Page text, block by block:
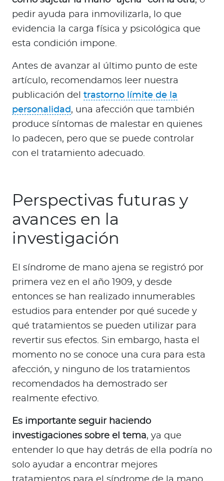
pedir ayuda para inmovilizarla, lo que
evidencia la carga física y psicológica que
esta condición impone.
Antes de avanzar al último punto de este
artículo, recomendamos leer nuestra
publicación del trastorno límite de la
personalidad, una afección que también
produce síntomas de malestar en quienes
lo padecen, pero que se puede controlar
con el tratamiento adecuado.
Perspectivas futuras y
avances en la
investigación
El síndrome de mano ajena se registró por
primera vez en el año 1909, y desde
entonces se han realizado innumerables
estudios para entender por qué sucede y
qué tratamientos se pueden utilizar para
revertir sus efectos. Sin embargo, hasta el
momento no se conoce una cura para esta
afección, y ninguno de los tratamientos
recomendados ha demostrado ser
realmente efectivo.
Es importante seguir haciendo
investigaciones sobre el tema, ya que
entender lo que hay detrás de ella podría no
solo ayudar a encontrar mejores